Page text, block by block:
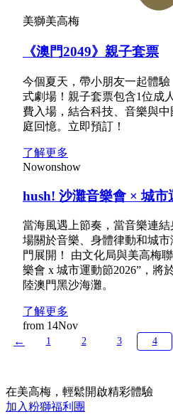
美獅美高梅
《澳門2049》親子套票
今個夏天，帶小朋友一起體
式劇場！親子套票包含1位成
費入場，結合科技、音樂與
庭回憶。立即預訂！
了解更多
Nowonshow
hush! 沙灘音樂會 × 城市
當海風遇上節奏，當音樂連
場關於音樂、身體律動和城
門展開！ 由文化局與美高梅
樂會 x 城市運動節2026”，將
陸澳門黑沙海灘。
了解更多
from 14Nov
←
1 2 3 4
在美高梅，輕鬆開啟精彩體驗
加入粉獅福利團